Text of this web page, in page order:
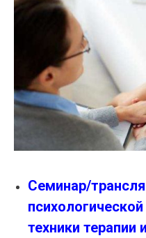
Семинар/
техники терапии